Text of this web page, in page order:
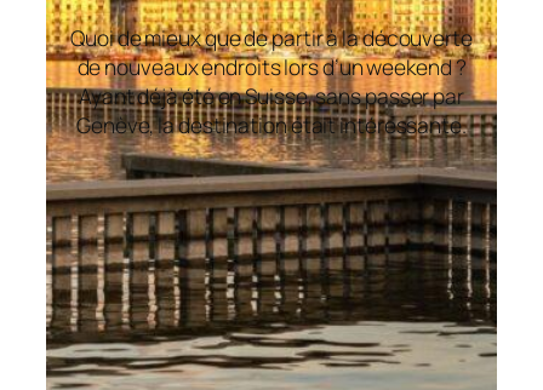
Quoi de mieux que de partir à la découverte
de nouveaux endroits lors d’un weekend ?
Ayant déjà été en Suisse, sans passer par
Genève, la destination était intéressante.